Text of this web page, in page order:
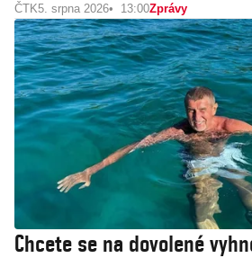
ČTK5. srpna 2026 13:00Zprávy
Chcete se na dovolené